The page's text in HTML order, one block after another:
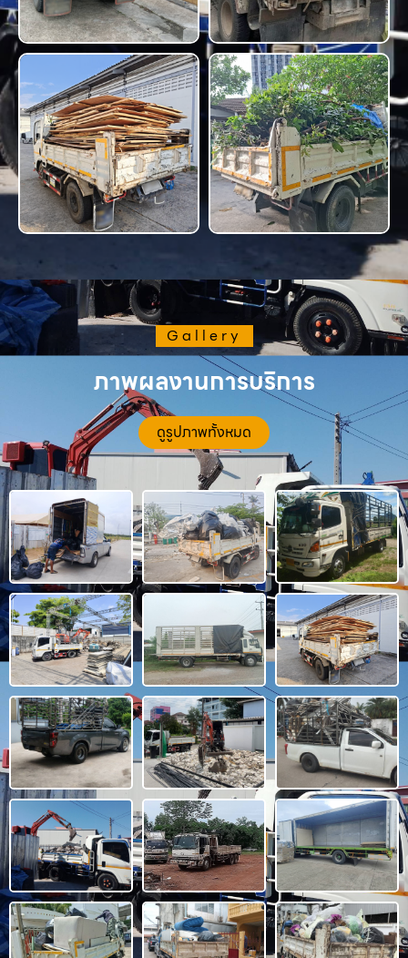
Gallery
ภาพผลงานการบริการ
ดูรูปภาพทั้งหมด